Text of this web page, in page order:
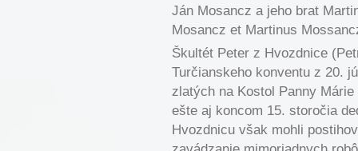
Ján Mosancz a jeho brat
Mosancz et Martinus
Škultét Peter z Hvozdnice
Turčianskeho konventu z 20.
zlatých na Kostol Panny
ešte aj koncom 15. storočia
Hvozdnicu však mohli